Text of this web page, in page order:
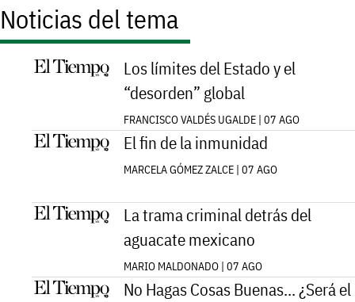
Noticias del tema
Los límites del Estado y el
“desorden” global
FRANCISCO VALDÉS UGALDE | 07 AGO
El fin de la inmunidad
MARCELA GÓMEZ ZALCE | 07 AGO
La trama criminal detrás del
aguacate mexicano
MARIO MALDONADO | 07 AGO
No Hagas Cosas Buenas... ¿Será el